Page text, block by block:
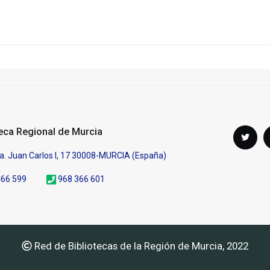
Regional de Murcia
Juan Carlos I, 17 30008-MURCIA (España)
599 968 366 601
Síguenos
en
Red de Bibliotecas de la Región de Murcia, 2022